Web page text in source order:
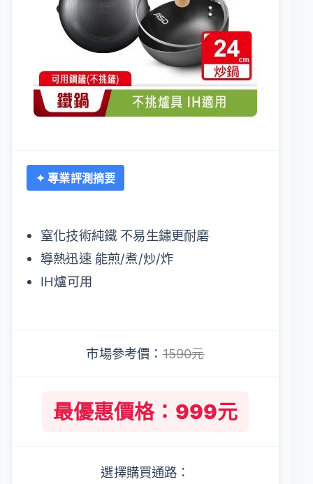
✦ 專業評測摘要
窒化技術純鐵 不易生鏽更耐磨
導熱迅速 能煎/煮/炒/炸
IH爐可用
市場參考價：1590元
最優惠價格：999元
選擇購買通路：